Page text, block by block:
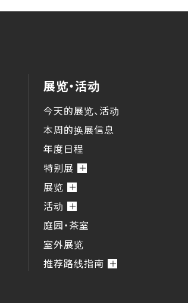
展览・活动
今天的展览、活动
本周的换展信息
年度日程
特别展
展览
活动
庭园・茶室
室外展览
推荐路线指南